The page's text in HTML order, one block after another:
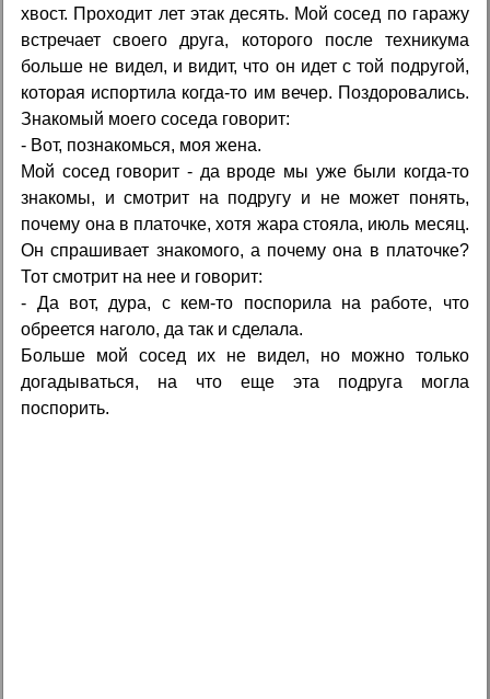
хвост. Проходит лет этак десять. Мой сосед по гаражу
встречает своего друга, которого после техникума
больше не видел, и видит, что он идет с той подругой,
которая испортила когда-то им вечер. Поздоровались.
Знакомый моего соседа говорит:
- Вот, познакомься, моя жена.
Мой сосед говорит - да вроде мы уже были когда-то
знакомы, и смотрит на подругу и не может понять,
почему она в платочке, хотя жара стояла, июль месяц.
Он спрашивает знакомого, а почему она в платочке?
Тот смотрит на нее и говорит:
- Да вот, дура, с кем-то поспорила на работе, что
обреется наголо, да так и сделала.
Больше мой сосед их не видел, но можно только
догадываться, на что еще эта подруга могла
поспорить.